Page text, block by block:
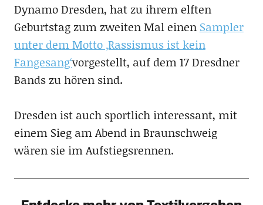
Dynamo Dresden, hat zu ihrem elften
Geburtstag zum zweiten Mal einen Sampler
unter dem Motto ‚Rassismus ist kein
Fangesang‘vorgestellt, auf dem 17 Dresdner
Bands zu hören sind.
Dresden ist auch sportlich interessant, mit
einem Sieg am Abend in Braunschweig
wären sie im Aufstiegsrennen.